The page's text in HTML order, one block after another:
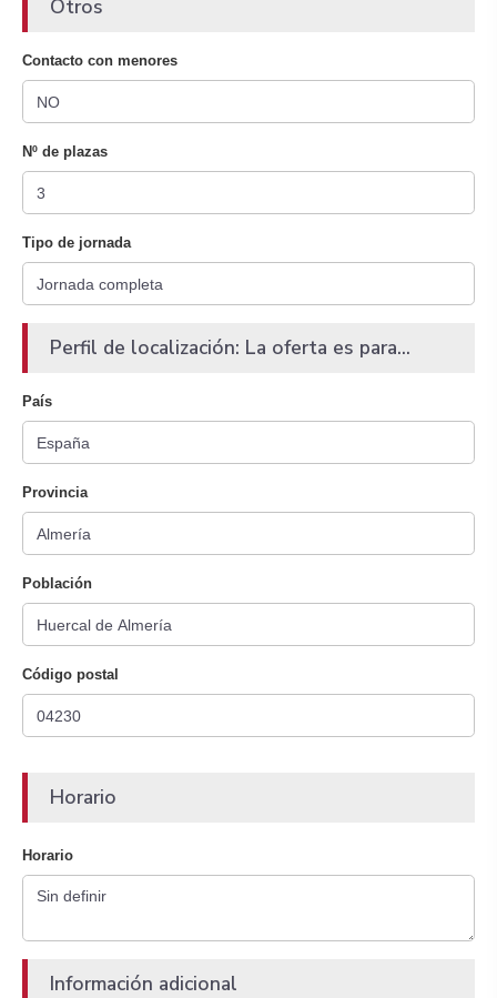
Otros
Contacto con menores
Nº de plazas
Tipo de jornada
Perfil de localización: La oferta es para...
País
Provincia
Población
Código postal
Horario
Horario
Información adicional